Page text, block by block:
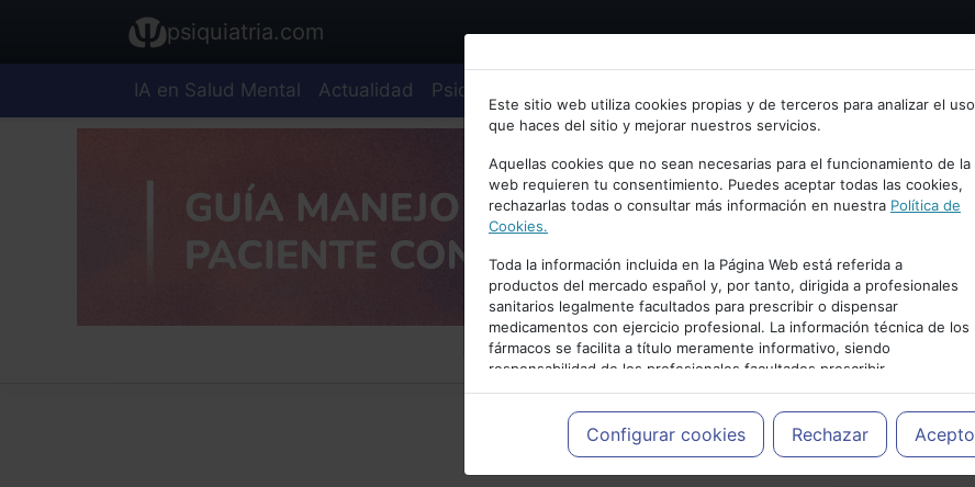
Bienvenid@ a psiquiatria.com
Escribe tu Email
Accede o regístrate con tu email.
Cancelar
psiquiatria.com
IA en Salud Mental Actualidad Psiquiatría
Este sitio web utiliza cookies propias y de terceros para analizar el uso
que haces del sitio y mejorar nuestros servicios.
Aquellas cookies que no sean necesarias para el funcionamiento de la
web requieren tu consentimiento. Puedes aceptar todas las cookies,
rechazarlas todas o consultar más información en nuestra Política de
Cookies.
Toda la información incluida en la Página Web está referida a
productos del mercado español y, por tanto, dirigida a profesionales
sanitarios legalmente facultados para prescribir o dispensar
medicamentos con ejercicio profesional. La información técnica de los
fármacos se facilita a título meramente informativo, siendo
responsabilidad de los profesionales facultados prescribir
medicamentos y decidir, en cada caso concreto, el tratamiento más
adecuado a las necesidades del paciente.
Configurar cookies Rechazar Acepto
PUBLICIDAD